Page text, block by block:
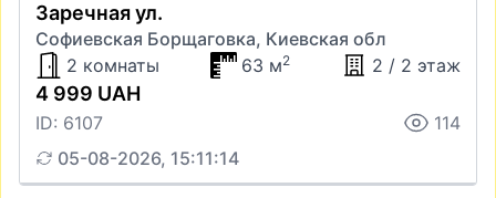
Заречная ул.
Софиевская Борщаговка, Киевская обл
2 комнаты
63 м2 2 / 2 этаж
4 999 UAH
ID: 6107
114
05-08-2026, 15:11:14